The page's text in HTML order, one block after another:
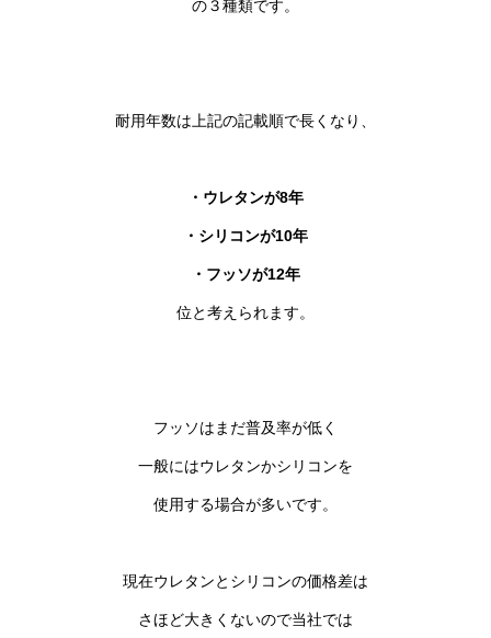
の３種類です。
耐用年数は上記の記載順で長くなり、
・ウレタンが8年
・シリコンが10年
・フッソが12年
位と考えられます。
フッソはまだ普及率が低く
一般にはウレタンかシリコンを
使用する場合が多いです。
現在ウレタンとシリコンの価格差は
さほど大きくないので当社では